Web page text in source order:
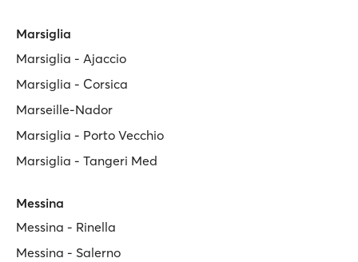
Marsiglia
Marsiglia - Ajaccio
Marsiglia - Corsica
Marseille-Nador
Marsiglia - Porto Vecchio
Marsiglia - Tangeri Med
Messina
Messina - Rinella
Messina - Salerno